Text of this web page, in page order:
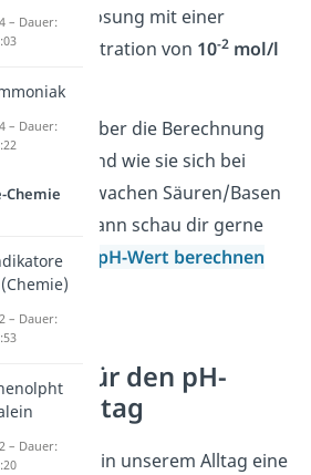
hat eine Lösung mit einer
von 10-2 mol/l
Wert 2.
du mehr über die Berechnung
willst und wie sie sich bei
und schwachen Säuren/Basen
dann schau dir gerne
Beitrag pH-Wert berechnen
für den pH-
im Alltag
pH-Wert hat in unserem Alltag eine
– Dauer:
– Dauer:
Chemie
– Dauer:
– Dauer: